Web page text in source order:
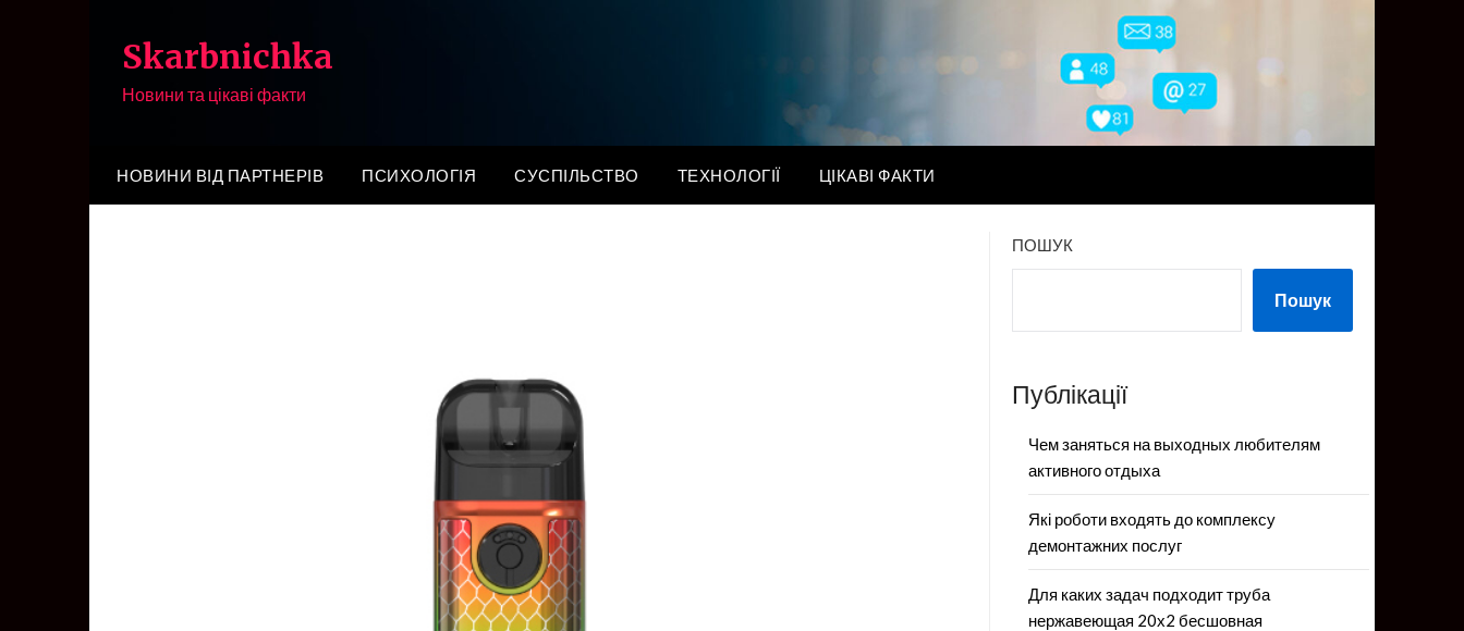
Skarbnichka
Новини та цікаві факти
НОВИНИ ВІД ПАРТНЕРІВ ПСИХОЛОГІЯ СУСПІЛЬСТВО ТЕХНОЛОГІЇ ЦІКАВІ ФАКТИ
ПОШУК
Пошук
Публікації
Чем заняться на выходных любителям
активного отдыха
Які роботи входять до комплексу
демонтажних послуг
Для каких задач подходит труба
нержавеющая 20х2 бесшовная